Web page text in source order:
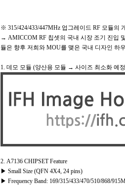
※ 315/424/433/447MHz 업그레이드 RF 모듈의
→ AMICCOM RF 칩셋의 국내 시장 조기 진입
듈은 향후 저희와 MOU를 맺은 국내 디자인 하
1. 데모 모듈 (양산용 모듈 → 사이즈 최소화 예
2. A7136 CHIPSET Feature
▶ Small Size (QFN 4X4, 24 pins)
▶ Frequency Band: 169/315/433/470/510/868/